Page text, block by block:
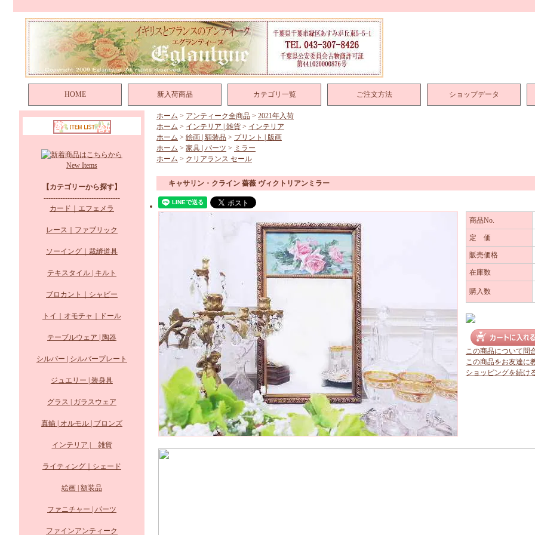
HOME 新入荷商品 カテゴリ一覧 ご注文方法 ショップデータ
New Items
【カテゴリーから探す】
--------------------------------
カード｜エフェメラ
レース｜ファブリック
ソーイング｜裁縫道具
テキスタイル | キルト
ブロカント｜シャビー
トイ｜オモチャ｜ドール
テーブルウェア | 陶器
シルバー | シルバープレート
ジュエリー | 装身具
グラス | ガラスウェア
真鍮 | オルモル | ブロンズ
インテリア | 雑貨
ライティング｜シェード
絵画 | 額装品
ファニチャー | パーツ
ファインアンティーク
ホーム > アンティーク全商品 > 2021年入荷
ホーム > インテリア | 雑貨 > インテリア
ホーム > 絵画 | 額装品 > プリント | 版画
ホーム > 家具 | パーツ > ミラー
ホーム > クリアランス セール
キャサリン・クライン 薔薇 ヴィクトリアンミラー
商品No.
定 価
販売価格
在庫数
購入数
この商品について問
この商品をお友達に
ショッピングを続け